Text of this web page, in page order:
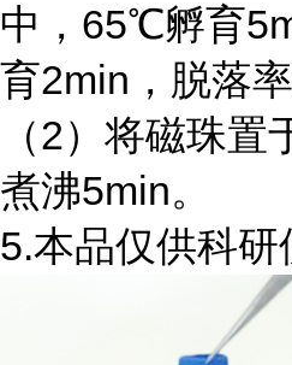
中，65℃孵育
育2min，脱落率
（2）将磁珠置
煮沸5min。
5.本品仅供科研